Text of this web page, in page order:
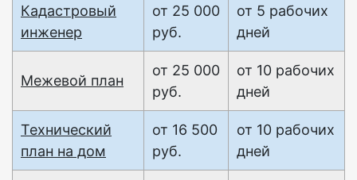
Кадастровый
инженер
от 25 000
руб.
от 5 рабочих
дней
Межевой план
от 25 000
руб.
от 10 рабочих
дней
Технический
план на дом
от 16 500
руб.
от 10 рабочих
дней